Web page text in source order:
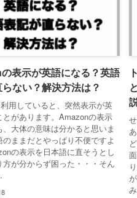
表示が英語になる？英語
ない？解決方法は？
用していると、突然表示が英
とがあります。Amazonの表示
、大体の意味は分かると思いま
ままだとやっぱり不便ですよ
の表示を日本語に直そうとし
方が分からず困った・・・そん